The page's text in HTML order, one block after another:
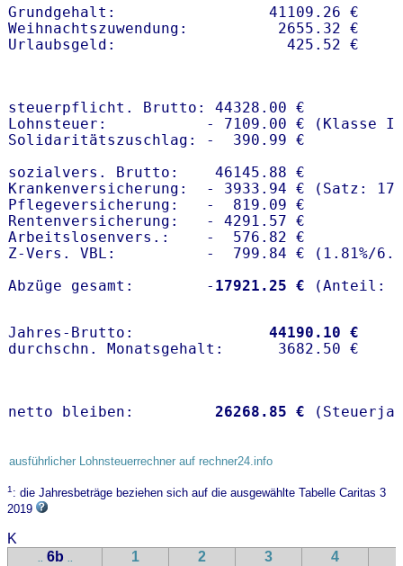
Grundgehalt:                 41109.26 €
Weihnachtszuwendung:          2655.32 €
steuerpflicht. Brutto: 44328.00 €
Lohnsteuer:           - 7109.00 € (Klasse I)
Solidaritätszuschlag: -  390.99 €
sozialvers. Brutto:    46145.88 €
Krankenversicherung:  - 3933.94 € (Satz:
Pflegeversicherung:   -  819.09 €
Rentenversicherung:   - 4291.57 €
Arbeitslosenvers.:    -  576.82 €
Z-Vers. VBL:          -  799.84 € ( 1.81%/
Abzüge gesamt:        - 17921.25 €
Jahres-Brutto: 44190.10 €
netto bleiben: 26268.85 €
ausführlicher Lohnsteuerrechner auf rechner24.info
1: die Jahresbeträge beziehen sich auf die ausgewählte Tabelle Caritas 3
2019
K
.. 6b .. 1 2 3 4